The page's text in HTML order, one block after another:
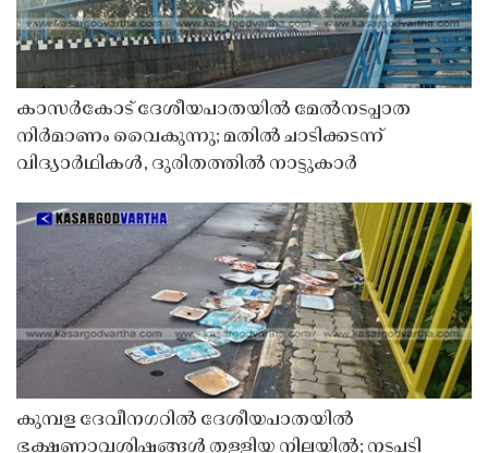
കാസർകോട് ദേശീയപാതയിൽ മേൽനടപ്പാത
നിർമാണം വൈകുന്നു; മതിൽ ചാടിക്കടന്ന്
വിദ്യാർഥികൾ, ദുരിതത്തിൽ നാട്ടുകാർ
കുമ്പള ദേവീനഗറിൽ ദേശീയപാതയിൽ
ഭക്ഷണാവശിഷ്ടങ്ങൾ തള്ളിയ നിലയിൽ; നടപടി